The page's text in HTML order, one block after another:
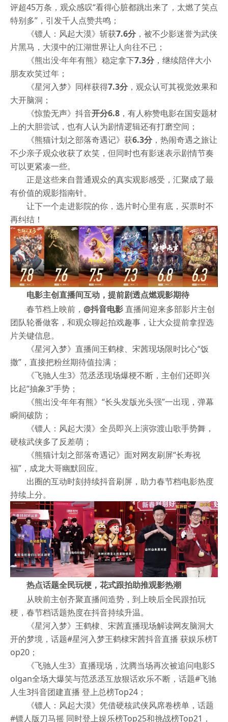
评超45万条，观众感叹“看得心脏都跳出来了，太燃了笑点
特别多”，引发千人点赞共鸣；
《镖人：风起大漠》斩获7.6分 ，被不少影迷誉为武侠
片黑马，大漠中的江湖世界让人向往不已；
《熊出没·年年有熊》稳定拿下7.3分 ，继续陪伴大小
朋友欢笑过年；
《星河入梦》同样获得7.3分 ，观众认可其视觉效果和
大开脑洞；
《惊蛰无声》抖音开分6.8 ，有人称赞电影在国安题材
上的大胆尝试，也有人认为剧情逻辑还有打磨空间；
《熊猫计划之部落奇遇记》获6.3分 ，热闹奇遇之旅让
不少亲子观众收获了欢笑，但同时也有影迷表示剧情节奏
可以更紧凑一些。
正是这些来自普通观众的真实观影感受，汇聚成了最
有价值的观影指南针。
让下一个走进影院的你，选片时心里有底，买票时不
再纠结！
电影主创直播间互动，提前剧透点燃观影期待
春节档上映前， @抖音电影 直播间迎来多部影片主创
团队轮番做客，和观众聊起拍戏趣事，让大众提前拿捏选
片关键信息。
《星河入梦》直播间王鹤棣、宋茜现场限时比心“饭
撒”，直接把粉丝期待值拉满；
《飞驰人生3》范丞丞现场爆梗不断，主创们还即兴
比起“抽象3”手势；
《熊出没·年年有熊》“长头发版光头强”一出现，弹幕
瞬间破防；
《镖人：风起大漠》全员即兴上演弥渡山歌手势舞，
硬核武侠多了反差萌；
《熊猫计划之部落奇遇记》面对网友刷屏“长寿祝
福”，成龙大哥幽默回应。
出圈的互动时刻持续抖音刷屏，助力春节档电影热度
持续上分。
热点话题全民玩梗，花式跟拍助推观影热潮
从映前主创齐聚直播间造势，到上映后全民跟拍玩
梗，春节档话题热度在抖音持续升温。
《星河入梦》王鹤棣、宋茜直播现场解读网友脑洞大
开的梦境，话题#星河入梦王鹤棣宋茜抖音直播 获娱乐榜T
op20；
《飞驰人生3》直播现场，沈腾当场再次被追问电影S
olgan全场大爆笑与范丞丞互放狠话欢乐不断，话题#飞驰
人生3抖音团建直播 登上总榜Top24；
《镖人：风起大漠》凭借硬核武侠风席卷榜单，话题
#镖人版刀马摇 同时登上娱乐榜Top25和挑战榜Top21，